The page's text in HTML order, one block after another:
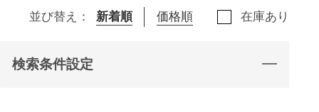
並び替え： 新着順 価格順 在庫あり
検索条件設定